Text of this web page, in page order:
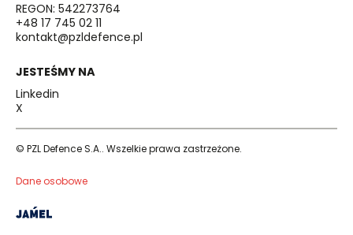
REGON: 542273764
+48 17 745 02 11
kontakt@pzldefence.pl
JESTEŚMY NA
Linkedin
X
© PZL Defence S.A.. Wszelkie prawa zastrzeżone.
Dane osobowe